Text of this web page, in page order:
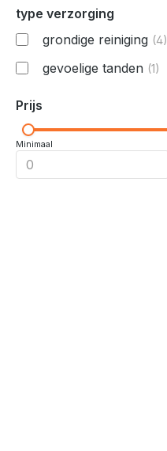
type verzorging
grondige reiniging (4)
gevoelige tanden (1)
Prijs
Minimaal